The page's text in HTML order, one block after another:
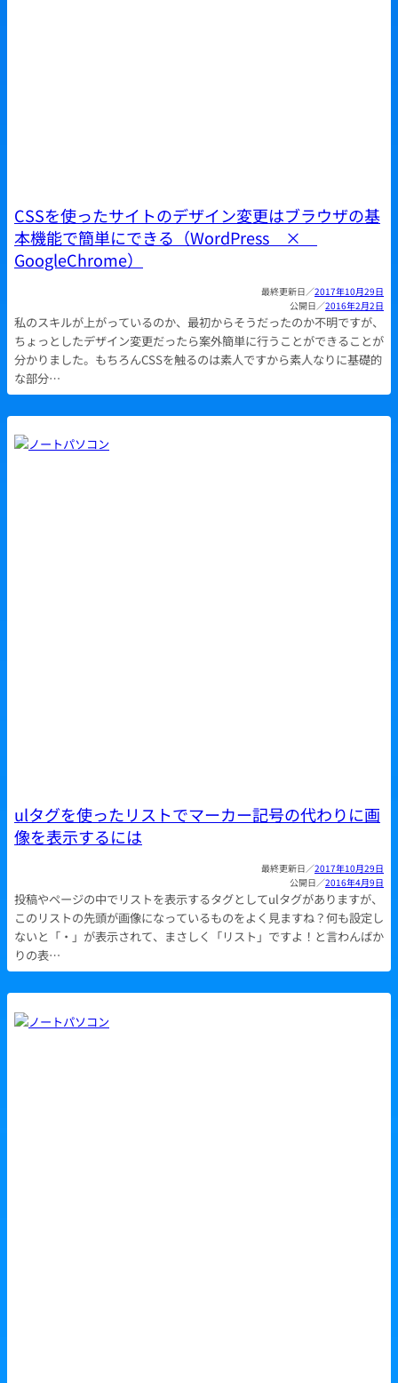
CSSを使ったサイトのデザイン変更はブラウザの基
本機能で簡単にできる（WordPress ×
GoogleChrome）
2017年10月29日
2016年2月2日
私のスキルが上がっているのか、最初からそうだったのか不明ですが、
ちょっとしたデザイン変更だったら案外簡単に行うことができることが
分かりました。もちろんCSSを触るのは素人ですから素人なりに基礎的
な部分…
ulタグを使ったリストでマーカー記号の代わりに画
像を表示するには
2017年10月29日
2016年4月9日
投稿やページの中でリストを表示するタグとしてulタグがありますが、
このリストの先頭が画像になっているものをよく見ますね？何も設定し
ないと「・」が表示されて、まさしく「リスト」ですよ！と言わんばか
りの表…